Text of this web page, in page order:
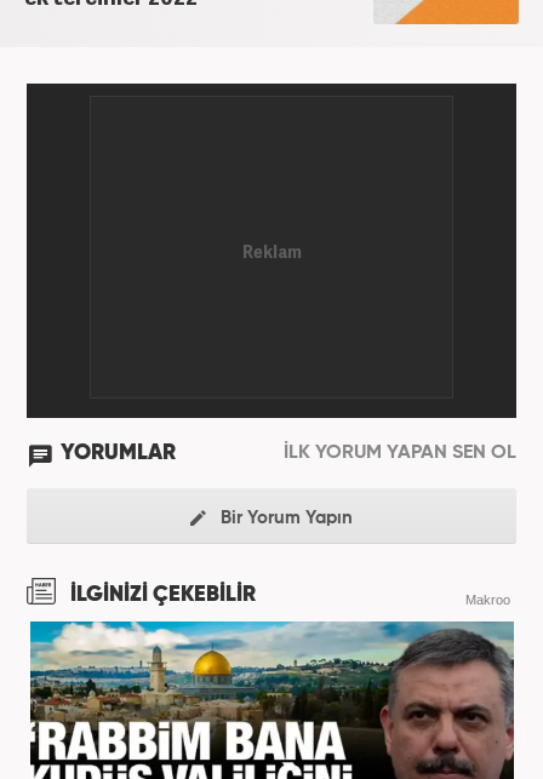
YORUMLAR İLK YORUM YAPAN SEN OL
Bir Yorum Yapın
İLGİNİZİ ÇEKEBİLİR Makroo